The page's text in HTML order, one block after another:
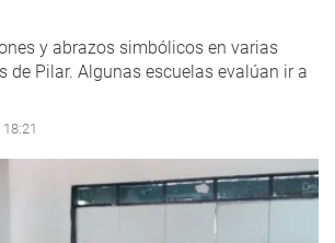
y abrazos simbólicos en varias
de Pilar. Algunas escuelas evalúan ir a
18:21